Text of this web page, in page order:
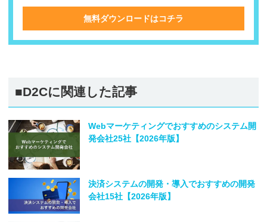
無料ダウンロードはコチラ
■D2Cに関連した記事
Webマーケティングでおすすめのシステム開
発会社25社【2026年版】
決済システムの開発・導入でおすすめの開発
会社15社【2026年版】